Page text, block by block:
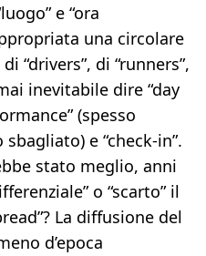
e “ora
una circolare
“drivers”, di “runners”,
inevitabile dire “day
(spesso
e “check-in”.
stato meglio, anni
o “scarto” il
La diffusione del
d’epoca